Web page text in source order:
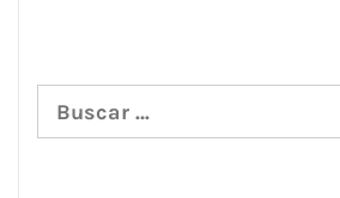
Buscar: